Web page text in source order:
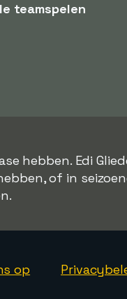
teamspelen
hebben. Edi
of in
op